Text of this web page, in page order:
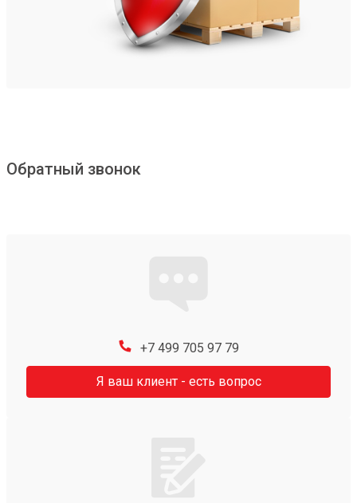
Обратный звонок
+7 499 705 97 79
Я ваш клиент - есть вопрос